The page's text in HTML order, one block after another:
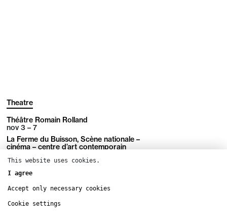
Theatre
Théâtre Romain Rolland
nov 3 – 7
La Ferme du Buisson, Scène nationale –
cinéma – centre d’art contemporain
Théâtre Cinéma de Choisy-le-Roi –
Scène conventionnée d’intérêt national
linguistique
This website uses cookies.
I agree
Accept only necessary cookies
Cookie settings